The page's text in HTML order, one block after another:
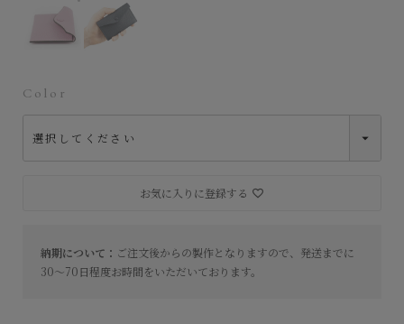
外装（ダービー）：Mauve Pink、内装装飾（ダービー）
納期について： ご注文後からの製作となりますので、発送までに
30～70日程度お時間をいただいております。
Color
お気に入りに登録する